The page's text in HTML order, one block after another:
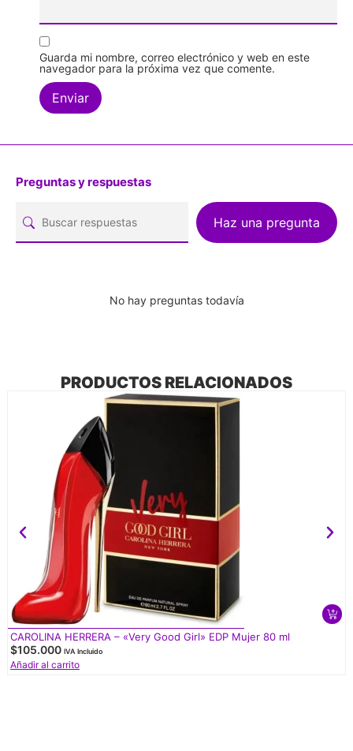
Guarda mi nombre, correo electrónico y web en este
navegador para la próxima vez que comente.
Preguntas y respuestas
Haz una pregunta
No hay preguntas todavía
PRODUCTOS RELACIONADOS
CAROLINA HERRERA – «Very Good Girl» EDP Mujer 80 ml
$105.000 IVA Incluido
Añadir al carrito